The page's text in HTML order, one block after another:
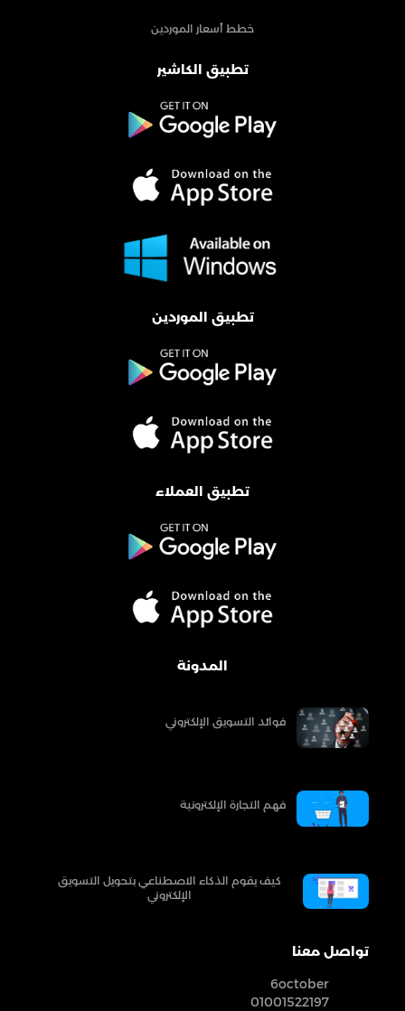
خطط أسعار الموردين
تطبيق الكاشير
تطبيق الموردين
تطبيق العملاء
المدونة
فوائد التسويق الإلكتروني
فهم التجارة الإلكترونية
كيف يقوم الذكاء الاصطناعي بتحويل التسويق
الإلكتروني
تواصل معنا
6october
01001522197